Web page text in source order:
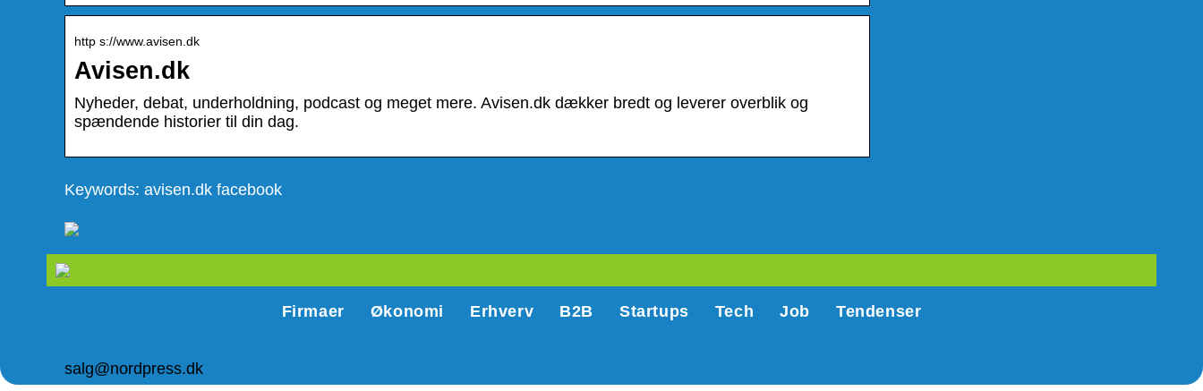
http s://www.avisen.dk
Avisen.dk
Nyheder, debat, underholdning, podcast og meget mere. Avisen.dk dækker bredt og leverer overblik og
spændende historier til din dag.
Keywords: avisen.dk facebook
Firmaer Økonomi Erhverv B2B Startups Tech Job Tendenser
salg@nordpress.dk